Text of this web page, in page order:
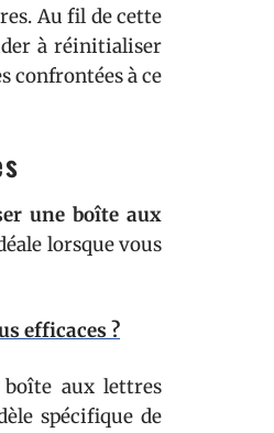
Au fil de cette
à réinitialiser
confrontées à ce
une boîte aux
lorsque vous
efficaces ?
aux lettres
spécifique de